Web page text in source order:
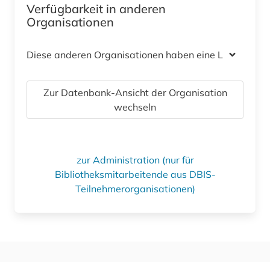
Verfügbarkeit in anderen
Organisationen
Diese anderen Organisationen haben eine Lizenz
Zur Datenbank-Ansicht der Organisation
wechseln
zur Administration (nur für
Bibliotheksmitarbeitende aus DBIS-
Teilnehmerorganisationen)